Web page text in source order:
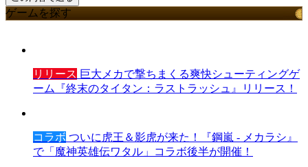
ゲームを探す
リリース 巨大メカで撃ちまくる爽快シューティングゲ
ーム『終末のタイタン：ラストラッシュ』リリース！
コラボ ついに虎王＆影虎が来た！『鋼嵐 - メカラシ』
で「魔神英雄伝ワタル」コラボ後半が開催！